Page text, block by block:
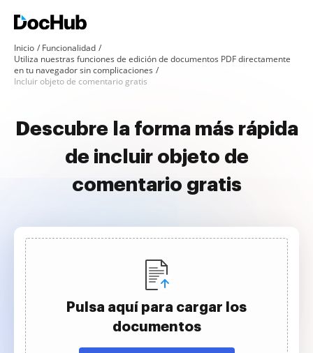
Inicio
Funcionalidad
Utiliza nuestras funciones de edición de documentos PDF directamente
en tu navegador sin complicaciones
Incluir objeto de comentario gratis
Descubre la forma más rápida
de incluir objeto de
comentario gratis
Pulsa aquí para cargar los
documentos